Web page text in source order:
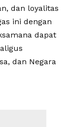
dan loyalitas
ini dengan
dapat
dan Negara